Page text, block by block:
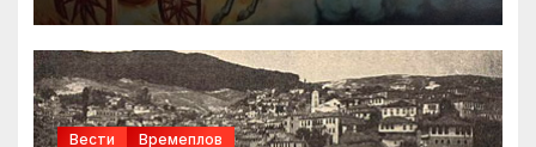
Вести Времеплов